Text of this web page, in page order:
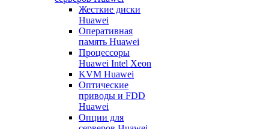
Жесткие диски
Huawei
Оперативная
память Huawei
Процессоры
Huawei Intel Xeon
KVM Huawei
Оптические
приводы и FDD
Huawei
Опции для